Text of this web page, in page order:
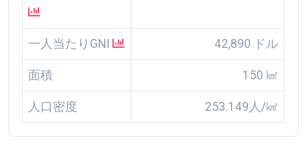
一人当たりGNI 42,890 ドル
面積 150 ㎢
人口密度 253.149人/㎢